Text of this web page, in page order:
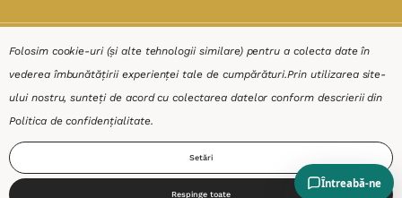
SHOP
RESURSE
AJUTOR
DESPRE
Folosim cookie-uri (și alte tehnologii similare) pentru a colecta date în
vederea îmbunătățirii experienței tale de cumpărături.Prin utilizarea site-
ului nostru, sunteți de acord cu colectarea datelor conform descrierii din
Politica de confidențialitate.
Setări
Respinge toate